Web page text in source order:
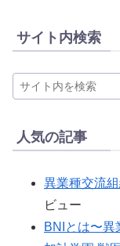
サイト内検索
人気の記事
異業種交流
ビュー
BNIとは〜異